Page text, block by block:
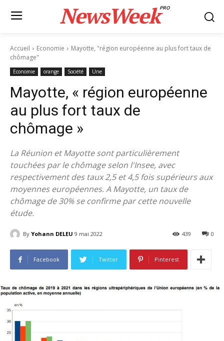
NewsWeekPRO
Accueil Economie
Mayotte, "région européenne au plus fort taux de
chômage"
Economie orange Société Une
Mayotte, « région européenne
au plus fort taux de
chômage »
La Réunion et Mayotte sont particulièrement
touchées par le chômage selon l'Insee, avec
respectivement des taux 2,5 et 4,5 fois supérieurs aux
moyennes européennes. A Mayotte, un taux de
chômage de 30% se confirme par cette nouvelle
étude.
By Yohann DELEU 9 mai 2022 0
439
Facebook Twitter Pinterest